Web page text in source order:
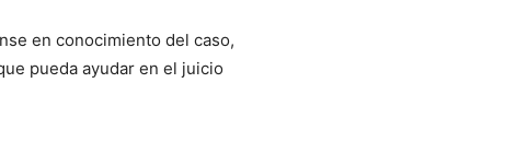
en conocimiento del caso,
pueda ayudar en el juicio